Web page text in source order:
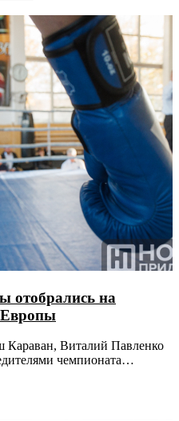
отобрались на
Виталий Павленко
чемпионата